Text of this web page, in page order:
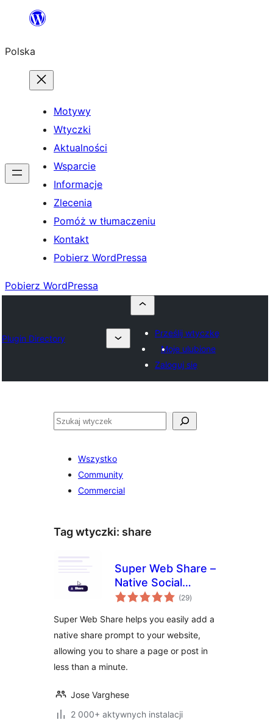
Przejdź
treści
Polska
Motywy
Wtyczki
Aktualności
Wsparcie
Informacje
Zlecenia
Pomóż w tłumaczeniu
Kontakt
Pobierz WordPressa
Pobierz WordPressa
Plugin Directory
Prześlij wtyczkę
Moje ulubione
Zaloguj się
Szukaj
Wszystko
Community
Commercial
Tag wtyczki: share
Super Web Share –
Native Social
Sharing Button
(29wszystkich
ocen
)
Super Web Share helps you easily add a
native share prompt to your website,
allowing you to share a page or post in
less than a minute.
Jose Varghese
2 000+ aktywnych instalacji